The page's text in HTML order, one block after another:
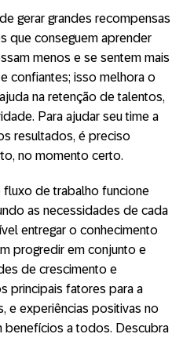
gerar grandes recompensas
que conseguem aprender
menos e se sentem mais
confiantes; isso melhora o
na retenção de talentos,
Para ajudar seu time a
resultados, é preciso
no momento certo.
fluxo de trabalho funcione
as necessidades de cada
entregar o conhecimento
progredir em conjunto e
de crescimento e
principais fatores para a
e experiências positivas no
benefícios a todos. Descubra